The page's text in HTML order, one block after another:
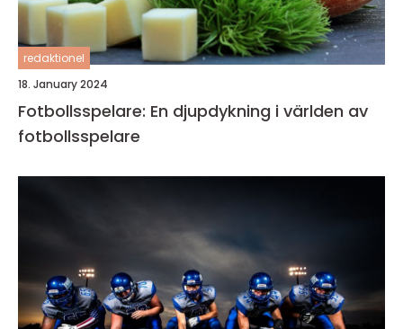
redaktionel
18. January 2024
Fotbollsspelare: En djupdykning i världen av
fotbollsspelare